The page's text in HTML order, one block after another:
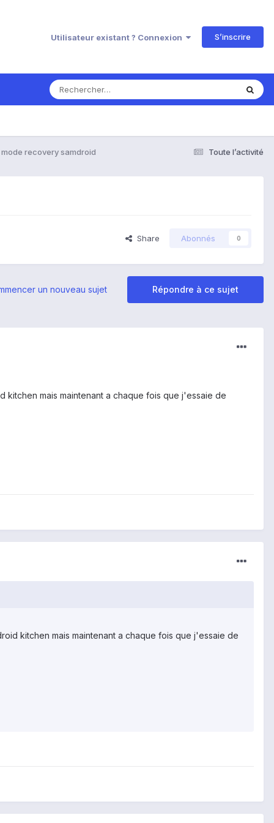
Utilisateur existant ? Connexion S’inscrire
Toute l’activité
recovery samdroid
Share Abonnés 0
Répondre à ce sujet
un nouveau sujet
mais maintenant a chaque fois que j'essaie de
kitchen mais maintenant a chaque fois que j'essaie de